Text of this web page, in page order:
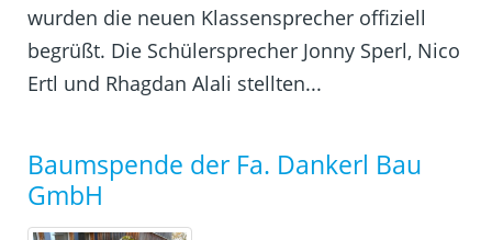
wurden die neuen Klassensprecher offiziell
begrüßt. Die Schülersprecher Jonny Sperl, Nico
Ertl und Rhagdan Alali stellten...
Baumspende der Fa. Dankerl Bau
GmbH